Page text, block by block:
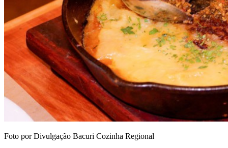
Foto por Divulgação Bacuri Cozinha Regional